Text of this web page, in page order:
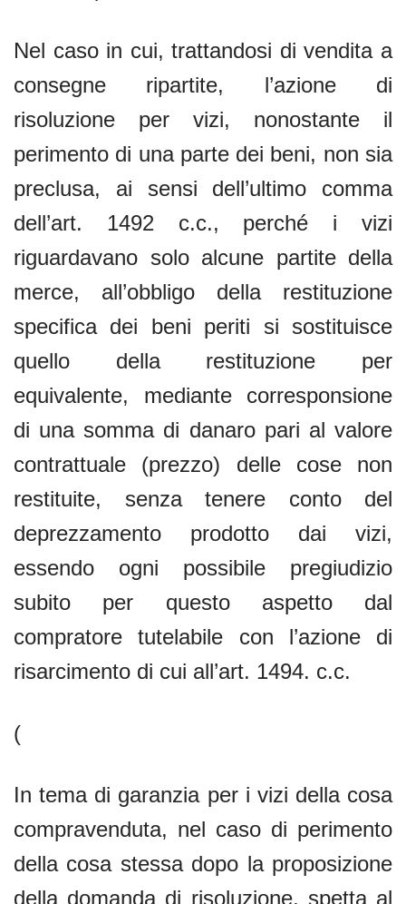
Nel caso in cui, trattandosi di vendita a
consegne ripartite, l’azione di
risoluzione per vizi, nonostante il
perimento di una parte dei beni, non sia
preclusa, ai sensi dell’ultimo comma
dell’art. 1492 c.c., perché i vizi
riguardavano solo alcune partite della
merce, all’obbligo della restituzione
specifica dei beni periti si sostituisce
quello della restituzione per
equivalente, mediante corresponsione
di una somma di danaro pari al valore
contrattuale (prezzo) delle cose non
restituite, senza tenere conto del
deprezzamento prodotto dai vizi,
essendo ogni possibile pregiudizio
subito per questo aspetto dal
compratore tutelabile con l’azione di
risarcimento di cui all’art. 1494. c.c.
(
In tema di garanzia per i vizi della cosa
compravenduta, nel caso di perimento
della cosa stessa dopo la proposizione
della domanda di risoluzione, spetta al